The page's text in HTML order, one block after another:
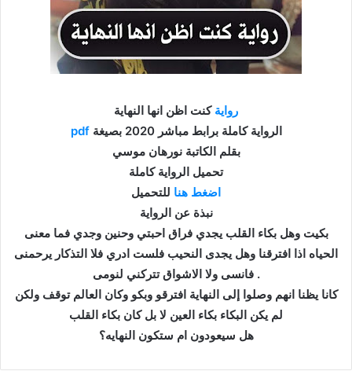
رواية كنت اظن انها النهاية
pdf
الرواية كاملة برابط مباشر 2020 بصيغة
بقلم الكاتبة نورهان موسي
تحميل الرواية كاملة
اضغط هنا للتحميل
نبذة عن الرواية
بكيت وهل بكاء القلب يجدي فراق احبتي وحنين وجدي فما معنى
الحياه اذا افترقنا وهل يجدى النحيب فلست ادري فلا التذكار يرحمنى
فانسى ولا الاشواق تتركني لنومى .
كانا يظنا انهم وصلوا إلى النهاية افترقو وبكو وكان العالم توقف ولكن
لم يكن البكاء بكاء العين لا بل كان بكاء القلب
هل سيعودون ام ستكون النهايه؟